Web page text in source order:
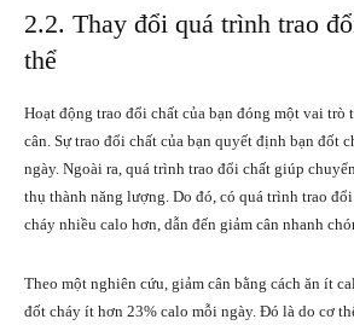
2.2. Thay đổi quá trình trao
thể
Hoạt động trao đổi chất của bạn đóng một vai
cân. Sự trao đổi chất của bạn quyết định bạn đốt
ngày. Ngoài ra, quá trình trao đổi chất giúp
thụ thành năng lượng. Do đó, có quá trình trao
cháy nhiều calo hơn, dẫn đến giảm cân nhanh
Theo một nghiên cứu, giảm cân bằng cách ăn ít
đốt cháy ít hơn 23% calo mỗi ngày. Đó là do cơ